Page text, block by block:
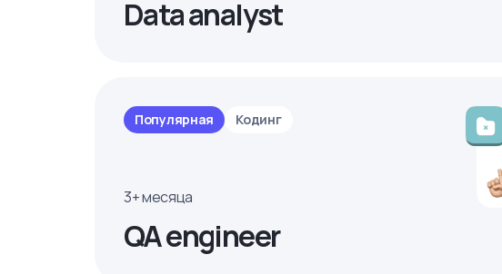
Data analyst
Популярная Кодинг
3+ месяца
QA engineer